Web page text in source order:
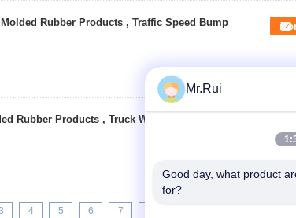
Rubber Products , Traffic Speed Bump
Rubber Products , Truck Wheel Chocks For
4 5 6 7
Mr.Rui
Good day, what product
for?